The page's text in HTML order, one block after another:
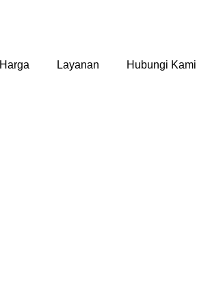
Harga Layanan Hubungi Kami